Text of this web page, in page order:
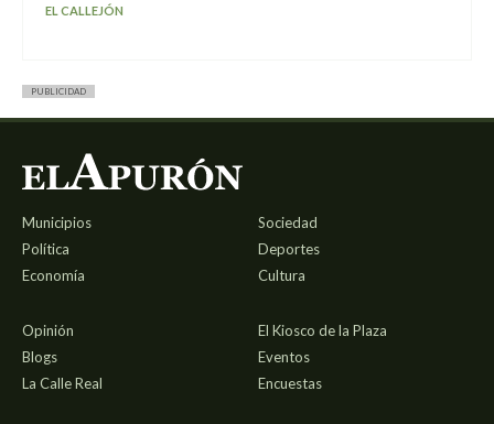
EL CALLEJÓN
PUBLICIDAD
Municipios
Política
Economía
Sociedad
Deportes
Cultura
Opinión
Blogs
La Calle Real
El Kiosco de la Plaza
Eventos
Encuestas